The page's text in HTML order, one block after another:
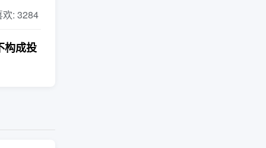
欢: 3284
构成投